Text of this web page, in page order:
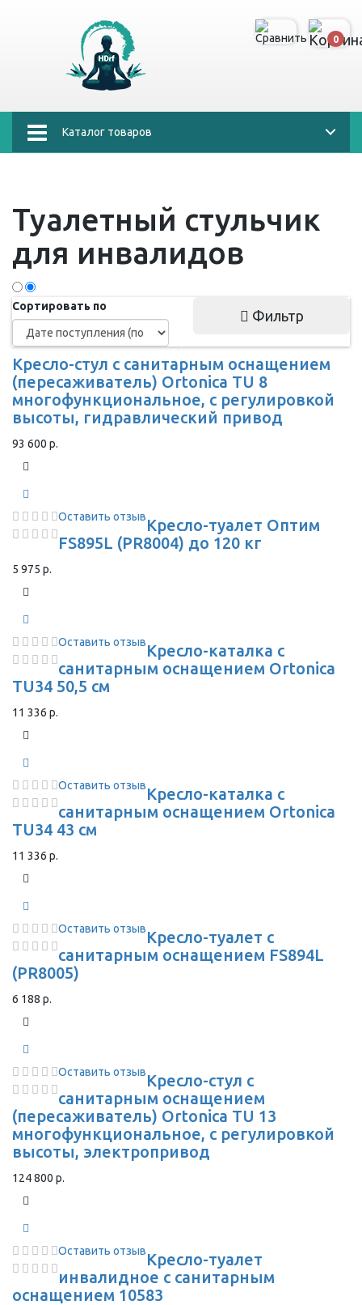
0
Каталог товаров
Туалетный стульчик
для инвалидов
Сортировать по
Фильтр
Кресло-стул с санитарным оснащением
(пересаживатель) Ortonica TU 8
многофункциональное, с регулировкой
высоты, гидравлический привод
93 600 р.
Оставить отзывКресло-туалет Оптим
FS895L (PR8004) до 120 кг
5 975 р.
Оставить отзывКресло-каталка с
санитарным оснащением Ortonica
TU34 50,5 см
11 336 р.
Оставить отзывКресло-каталка с
санитарным оснащением Ortonica
TU34 43 см
11 336 р.
Оставить отзывКресло-туалет с
санитарным оснащением FS894L
(PR8005)
6 188 р.
Оставить отзывКресло-стул с
санитарным оснащением
(пересаживатель) Ortonica TU 13
многофункциональное, с регулировкой
высоты, электропривод
124 800 р.
Оставить отзывКресло-туалет
инвалидное с санитарным
оснащением 10583